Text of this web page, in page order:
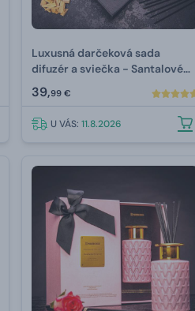
Luxusná darčeková sada
difuzér a sviečka - Santalové
drevo & Pomaranč
39,99 €
U VÁS:11.8.2026